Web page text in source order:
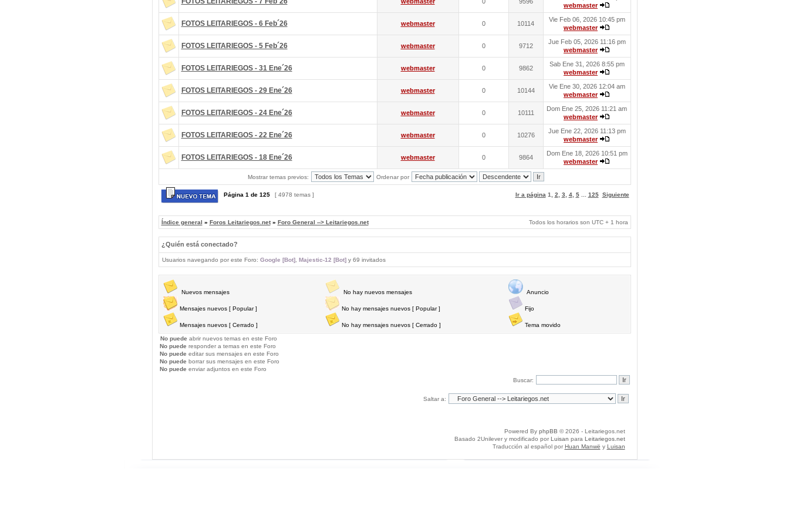
webmaster
FOTOS LEITARIEGOS - 6 Feb´26 webmaster 0 10114
Vie Feb 06, 2026 10:45 pm
webmaster
FOTOS LEITARIEGOS - 5 Feb´26 webmaster 0 9712
Jue Feb 05, 2026 11:16 pm
webmaster
FOTOS LEITARIEGOS - 31 Ene´26 webmaster 0 9862
Sab Ene 31, 2026 8:55 pm
webmaster
FOTOS LEITARIEGOS - 29 Ene´26 webmaster 0 10144
Vie Ene 30, 2026 12:04 am
webmaster
FOTOS LEITARIEGOS - 24 Ene´26 webmaster 0 10111
Dom Ene 25, 2026 11:21 am
webmaster
FOTOS LEITARIEGOS - 22 Ene´26 webmaster 0 10276
Jue Ene 22, 2026 11:13 pm
webmaster
FOTOS LEITARIEGOS - 18 Ene´26 webmaster 0 9864
Dom Ene 18, 2026 10:51 pm
webmaster
Mostrar temas previos: Ordenar por
Página 1 de 125 [ 4978 temas ] Ir a página 1 2 3 4, 5... 125 Siguiente
Índice general » Foros Leitariegos.net» Foro General --> Leitariegos.net Todos los horarios son UTC + 1 hora
¿Quién está conectado?
Usuarios navegando por este Foro: Google [Bot], Majestic-12 [Bot]y 69 invitados
Nuevos mensajes
Mensajes nuevos [ Popular ]
Mensajes nuevos [ Cerrado ]
No hay nuevos mensajes
No hay mensajes nuevos [ Popular ]
No hay mensajes nuevos [ Cerrado ]
Anuncio
Fijo
Tema movido
No puede abrir nuevos temas en este Foro
No puede responder a temas en este Foro
No puede editar sus mensajes en este Foro
No puede borrar sus mensajes en este Foro
No puede enviar adjuntos en este Foro
Buscar:
Saltar a:
Powered By phpBB © 2026 - Leitariegos.net
Basado 2Unilever y modificado por Luisan para Leitariegos.net
Traducción al español por Huan Manwë y Luisan